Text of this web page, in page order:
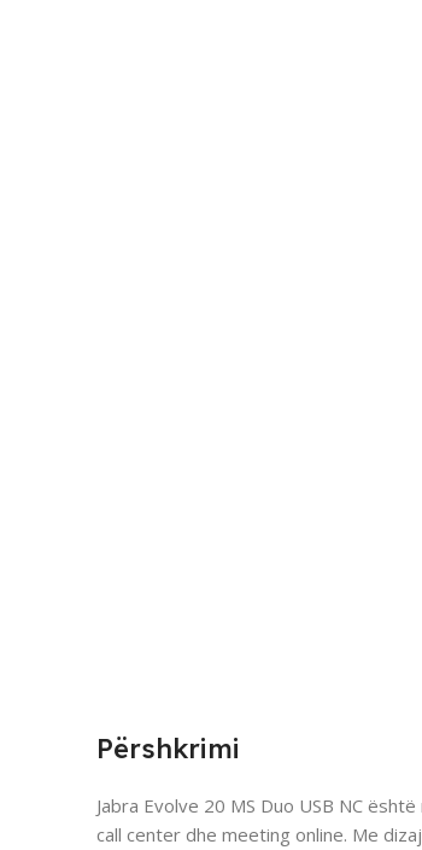
Përshkrimi
Jabra Evolve 20 MS Duo USB NC
call center dhe meeting online. Me